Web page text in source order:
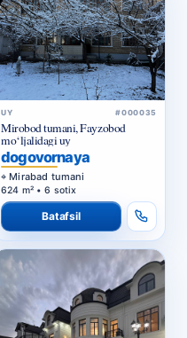
UY #000035
Mirobod tumani, Fayzobod
mo‘ljalidagi uy
dogovornaya
Mirabad tumani
624 m² • 6 sotix
Batafsil